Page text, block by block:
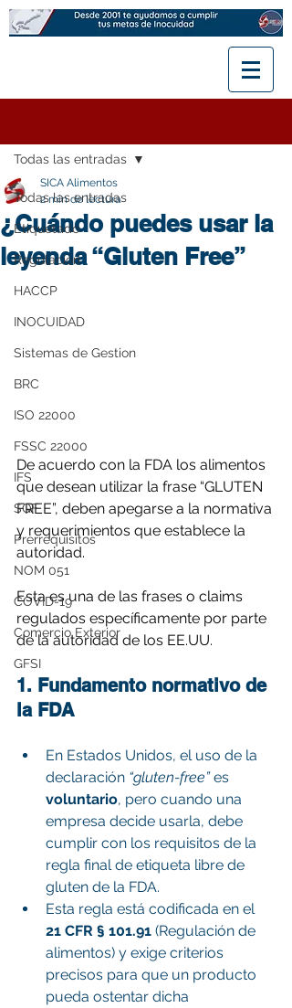
Todas las entradas
Etiquetado
Regulación
HACCP
INOCUIDAD
Sistemas de Gestion
BRC
ISO 22000
FSSC 22000
IFS
SQF
Prerrequisitos
NOM 051
COVID-19
Comercio Exterior
GFSI
Todas las entradas
¿Cuándo puedes usar la
leyenda “Gluten Free”
SICA Alimentos
2 min de lectura
De acuerdo con la FDA los alimentos
que desean utilizar la frase “GLUTEN
FREE”, deben apegarse a la normativa
y requerimientos que establece la
autoridad.
Esta es una de las frases o claims
regulados específicamente por parte
de la autoridad de los EE.UU.
1. Fundamento normativo de
la FDA
En Estados Unidos, el uso de la
declaración “gluten-free” es
voluntario, pero cuando una
empresa decide usarla, debe
cumplir con los requisitos de la
regla final de etiqueta libre de
gluten de la FDA.
Esta regla está codificada en el
21 CFR § 101.91 (Regulación de
alimentos) y exige criterios
precisos para que un producto
pueda ostentar dicha